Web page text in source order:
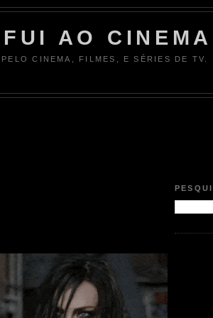
AO CINEMA
PELO CINEMA, FILMES, E SÉRIES DE TV.